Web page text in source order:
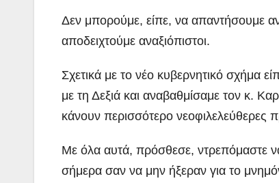
Δεν μπορούμε, είπε, να απαντήσουμε
αποδειχτούμε αναξιόπιστοι.
Σχετικά με το νέο κυβερνητικό σχήμα
με τη Δεξιά και αναβαθμίσαμε τον κ.
κάνουν περισσότερο νεοφιλελεύθερες
Με όλα αυτά, πρόσθεσε, ντρεπόμαστε
σήμερα σαν να μην ήξεραν για το